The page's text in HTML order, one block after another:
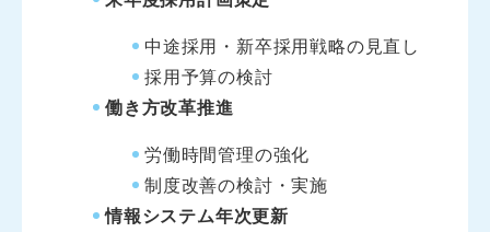
中途採用・新卒採用戦略の見直し
採用予算の検討
働き方改革推進
労働時間管理の強化
制度改善の検討・実施
情報システム年次更新